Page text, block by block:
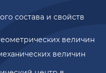
состава и свойств
величин
величин